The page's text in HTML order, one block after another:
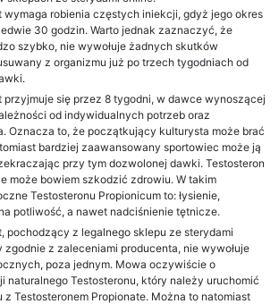
wymaga robienia częstych iniekcji, gdyż jego okres
30 godzin. Warto jednak zaznaczyć, że
szybko, nie wywołuje żadnych skutków
z organizmu już po trzech tygodniach od
przyjmuje się przez 8 tygodni, w dawce wynoszącej
od indywidualnych potrzeb oraz
Oznacza to, że początkujący kulturysta może brać
bardziej zaawansowany sportowiec może ją
przy tym dozwolonej dawki. Testosteron
może bowiem szkodzić zdrowiu. W takim
Testosteronu Propionicum to: łysienie,
potliwość, a nawet nadciśnienie tętnicze.
pochodzący z legalnego sklepu ze sterydami
z zaleceniami producenta, nie wywołuje
poza jednym. Mowa oczywiście o
naturalnego Testosteronu, który należy uruchomić
Testosteronem Propionate. Można to natomiast